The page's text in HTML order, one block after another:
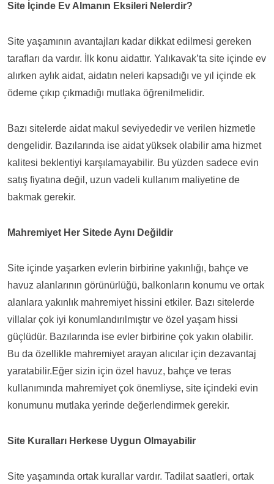
Site İçinde Ev Almanın Eksileri Nelerdir?
Site yaşamının avantajları kadar dikkat edilmesi gereken
tarafları da vardır. İlk konu aidattır. Yalıkavak’ta site içinde ev
alırken aylık aidat, aidatın neleri kapsadığı ve yıl içinde ek
ödeme çıkıp çıkmadığı mutlaka öğrenilmelidir.
Bazı sitelerde aidat makul seviyededir ve verilen hizmetle
dengelidir. Bazılarında ise aidat yüksek olabilir ama hizmet
kalitesi beklentiyi karşılamayabilir. Bu yüzden sadece evin
satış fiyatına değil, uzun vadeli kullanım maliyetine de
bakmak gerekir.
Mahremiyet Her Sitede Aynı Değildir
Site içinde yaşarken evlerin birbirine yakınlığı, bahçe ve
havuz alanlarının görünürlüğü, balkonların konumu ve ortak
alanlara yakınlık mahremiyet hissini etkiler. Bazı sitelerde
villalar çok iyi konumlandırılmıştır ve özel yaşam hissi
güçlüdür. Bazılarında ise evler birbirine çok yakın olabilir.
Bu da özellikle mahremiyet arayan alıcılar için dezavantaj
yaratabilir.Eğer sizin için özel havuz, bahçe ve teras
kullanımında mahremiyet çok önemliyse, site içindeki evin
konumunu mutlaka yerinde değerlendirmek gerekir.
Site Kuralları Herkese Uygun Olmayabilir
Site yaşamında ortak kurallar vardır. Tadilat saatleri, ortak